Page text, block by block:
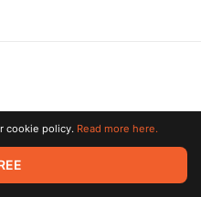
reserved. All trademarks
owners.
cookie policy. Read more here.